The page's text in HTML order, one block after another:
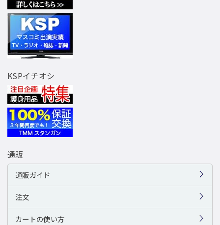
KSPイチオシ
通販
通販ガイド
注文
カートの使い方